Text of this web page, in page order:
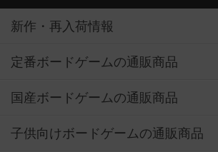
新作・再入荷情報
定番ボードゲームの通販商品
国産ボードゲームの通販商品
子供向けボードゲームの通販商品